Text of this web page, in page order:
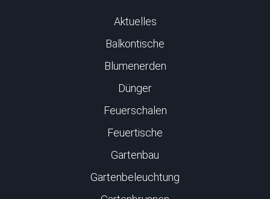
Aktuelles
Balkontische
Blumenerden
Dünger
Feuerschalen
Feuertische
Gartenbau
Gartenbeleuchtung